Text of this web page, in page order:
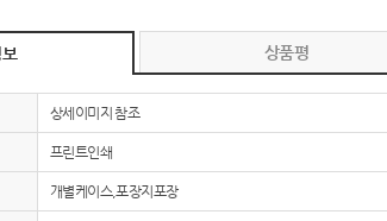
21 물티슈
티슈
상품평
상세이미지 참조
프린트인쇄
개별케이스,포장지포장